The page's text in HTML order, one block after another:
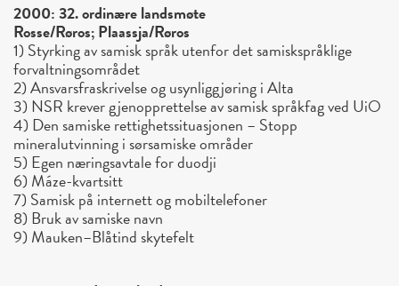
2000: 32. ordinære landsmøte
Rosse/Røros; Plaassja/Røros
1) Styrking av samisk språk utenfor det samiskspråklige
forvaltningsområdet
2) Ansvarsfraskrivelse og usynliggjøring i Alta
3) NSR krever gjenopprettelse av samisk språkfag ved UiO
4) Den samiske rettighetssituasjonen – Stopp
mineralutvinning i sørsamiske områder
5) Egen næringsavtale for duodji
6) Máze-kvartsitt
7) Samisk på internett og mobiltelefoner
8) Bruk av samiske navn
9) Mauken–Blåtind skytefelt